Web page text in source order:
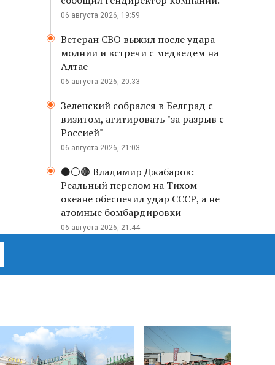
06 августа 2026, 19:59
Ветеран СВО выжил после удара
молнии и встречи с медведем на
Алтае
06 августа 2026, 20:33
Зеленский собрался в Белград с
визитом, агитировать "за разрыв с
Россией"
06 августа 2026, 21:03
⚫️⚪️🟤 Владимир Джабаров:
Реальный перелом на Тихом
океане обеспечил удар СССР, а не
атомные бомбардировки
06 августа 2026, 21:44